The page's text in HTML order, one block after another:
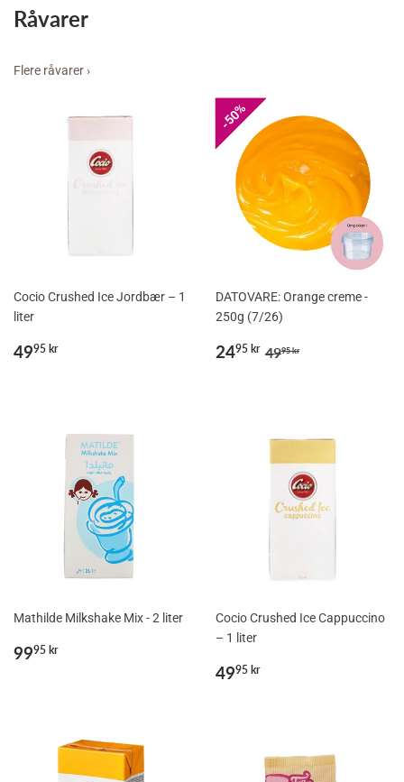
Råvarer
Flere råvarer ›
Cocio Crushed Ice Jordbær – 1
liter
Normalpris
4995 kr49,95
50%
50%
DATOVARE: Orange creme -
250g (7/26)
Udsalgspris
2495 kr 24,95
Normalpris
4995 kr49,95 kr
Mathilde Milkshake Mix - 2 liter
Normalpris
9995 kr99,95
Cocio Crushed Ice Cappuccino
– 1 liter
Normalpris
4995 kr49,95